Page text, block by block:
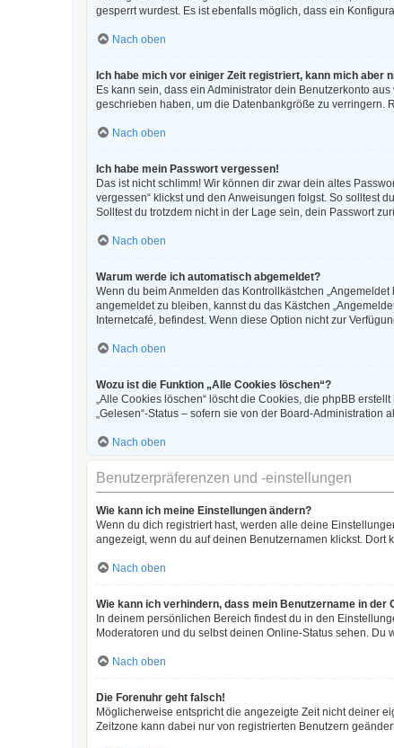
gesperrt wurdest. Es ist ebenfalls möglich, dass ein
Nach oben
Ich habe mich vor einiger Zeit registriert, kann mich aber
Es kann sein, dass ein Administrator dein Benutzerkonto
geschrieben haben, um die Datenbankgröße zu verringern.
Nach oben
Ich habe mein Passwort vergessen!
Das ist nicht schlimm! Wir können dir zwar dein altes
vergessen“ klickst und den Anweisungen folgst. So solltest
Solltest du trotzdem nicht in der Lage sein, dein Passwort
Nach oben
Warum werde ich automatisch abgemeldet?
Wenn du beim Anmelden das Kontrollkästchen
angemeldet zu bleiben, kannst du das Kästchen
Internetcafé, befindest. Wenn diese Option nicht zur
Nach oben
Wozu ist die Funktion „Alle Cookies löschen“?
„Alle Cookies löschen“ löscht die Cookies, die phpBB
„Gelesen“-Status – sofern sie von der Board-
Nach oben
Benutzerpräferenzen und -einstellungen
Wie kann ich meine Einstellungen ändern?
Wenn du dich registriert hast, werden alle deine
angezeigt, wenn du auf deinen Benutzernamen klickst. Dort
Nach oben
Wie kann ich verhindern, dass mein Benutzername in der
In deinem persönlichen Bereich findest du in den
Moderatoren und du selbst deinen Online-Status sehen. Du
Nach oben
Die Forenuhr geht falsch!
Möglicherweise entspricht die angezeigte Zeit nicht deiner
Zeitzone kann dabei nur von registrierten Benutzern